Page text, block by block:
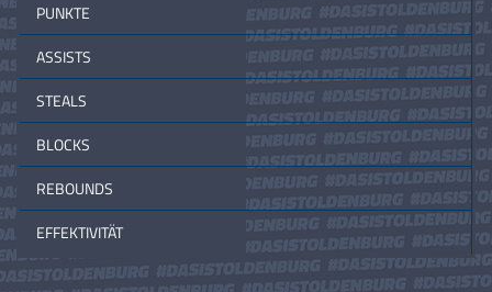
PUNKTE
ASSISTS
STEALS
BLOCKS
REBOUNDS
EFFEKTIVITÄT